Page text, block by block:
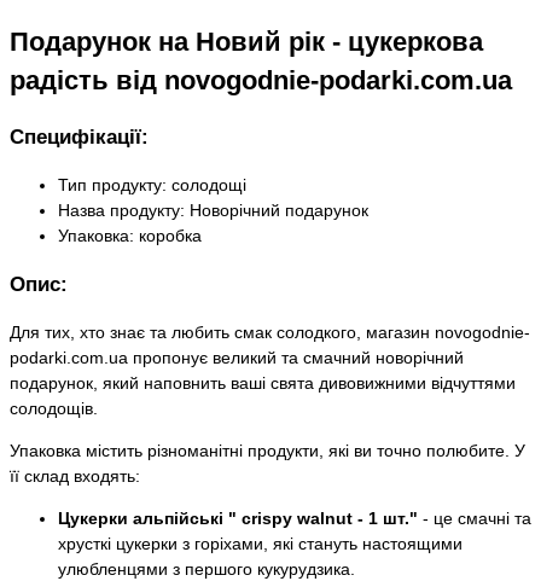
Подарунок на Новий рік - цукеркова
радість від novogodnie-podarki.com.ua
Специфікації:
Тип продукту: солодощі
Назва продукту: Новорічний подарунок
Упаковка: коробка
Опис:
Для тих, хто знає та любить смак солодкого, магазин novogodnie-
podarki.com.ua пропонує великий та смачний новорічний
подарунок, який наповнить ваші свята дивовижними відчуттями
солодощів.
Упаковка містить різноманітні продукти, які ви точно полюбите. У
її склад входять:
Цукерки альпійські " crispy walnut - 1 шт." - це смачні та
хрусткі цукерки з горіхами, які стануть настоящими
улюбленцями з першого кукурудзика.